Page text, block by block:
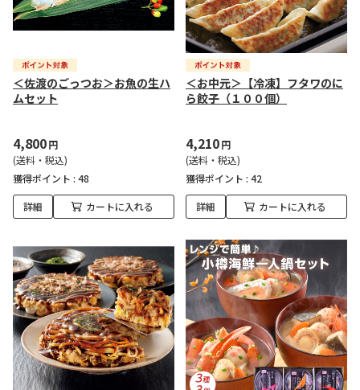
＜佐渡のごっつお＞お魚の生ハ
ムセット
4,800円
(送料・税込)
獲得ポイント : 48
詳細 カートに入れる
＜お中元＞【冷凍】フタワのに
ら餃子（１００個）
4,210円
(送料・税込)
獲得ポイント : 42
詳細 カートに入れる